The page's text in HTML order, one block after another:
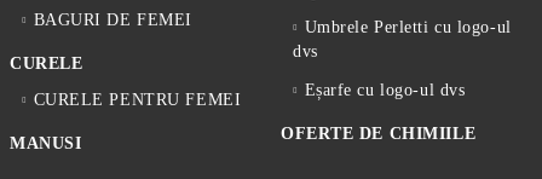
BAGURI DE FEMEI
CURELE
CURELE PENTRU FEMEI
MANUSI
Umbrele Perletti cu logo-ul
dvs
Eșarfe cu logo-ul dvs
OFERTE DE CHIMIILE